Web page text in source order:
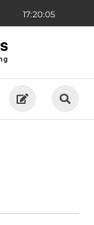
17:20:06